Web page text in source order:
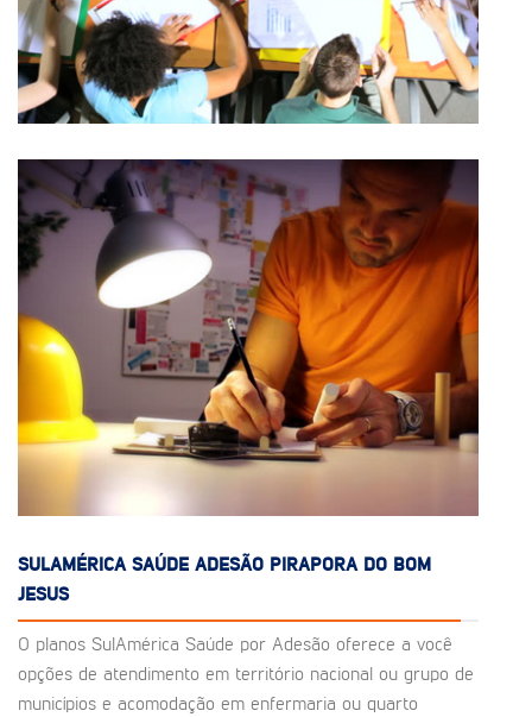
SULAMÉRICA SAÚDE ADESÃO PIRAPORA DO BOM
JESUS
O planos SulAmérica Saúde por Adesão oferece a você
opções de atendimento em território nacional ou grupo de
municípios e acomodação em enfermaria ou quarto